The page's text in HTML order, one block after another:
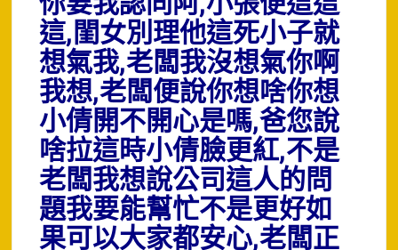
這,閨女別理他這死小子就
想氣我,老闆我沒想氣你啊
我想,老闆便說你想啥你想
小倩開不開心是嗎,爸您說
啥拉這時小倩臉更紅,不是
老闆我想說公司這人的問
題我要能幫忙不是更好如
果可以大家都安心,老闆正